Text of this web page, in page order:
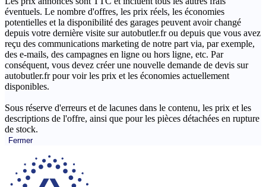
éventuels. Le nombre d'offres, les prix réels, les économies
potentielles et la disponibilité des garages peuvent avoir changé
depuis votre dernière visite sur autobutler.fr ou depuis que vous avez
reçu des communications marketing de notre part via, par exemple,
des e-mails, des campagnes en ligne ou hors ligne, etc. Par
conséquent, vous devez créer une nouvelle demande de devis sur
autobutler.fr pour voir les prix et les économies actuellement
disponibles.
Sous réserve d'erreurs et de lacunes dans le contenu, les prix et les
descriptions de l'offre, ainsi que pour les pièces détachées en rupture
de stock.
Fermer